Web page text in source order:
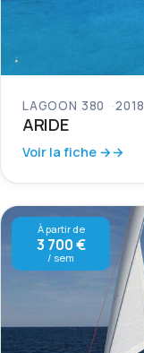
LAGOON 380 2018
ARIDE
Voir la fiche →
À partir de
3 700 €
/ sem